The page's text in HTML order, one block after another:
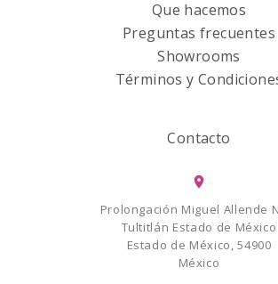
Que hacemos
Preguntas frecuentes
Showrooms
Términos y
Contacto
Prolongación Miguel Allende
Tultitlán Estado de México
Estado de México, 54900
México